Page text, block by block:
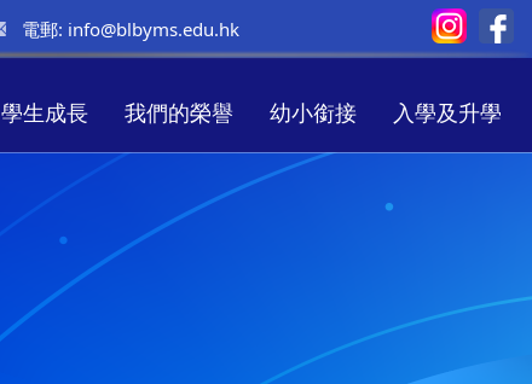
電郵: info@blbyms.edu.hk
學生成長 我們的榮譽 幼小銜接 入學及升學